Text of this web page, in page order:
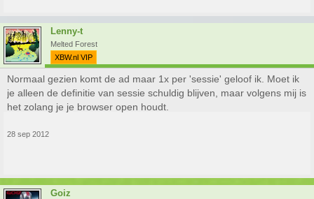
Lenny-t
Melted Forest
XBW.nl VIP
Normaal gezien komt de ad maar 1x per 'sessie' geloof ik. Moet ik
je alleen de definitie van sessie schuldig blijven, maar volgens mij is
het zolang je je browser open houdt.
28 sep 2012
Goiz